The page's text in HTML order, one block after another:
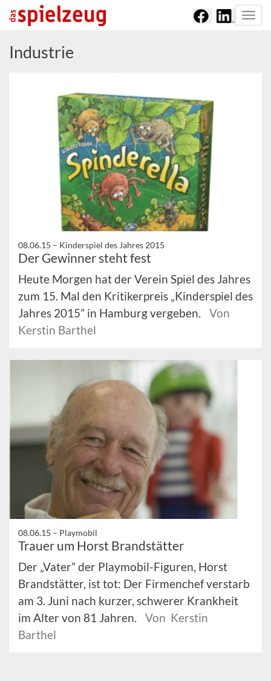
Industrie
08.06.15 – Kinderspiel des Jahres 2015
Der Gewinner steht fest
Heute Morgen hat der Verein Spiel des Jahres
zum 15. Mal den Kritikerpreis „Kinderspiel des
Jahres 2015” in Hamburg vergeben.
Von
Kerstin Barthel
08.06.15 – Playmobil
Trauer um Horst Brandstätter
Der „Vater” der Playmobil-Figuren, Horst
Brandstätter, ist tot: Der Firmenchef verstarb
am 3. Juni nach kurzer, schwerer Krankheit
im Alter von 81 Jahren.
Von Kerstin
Barthel